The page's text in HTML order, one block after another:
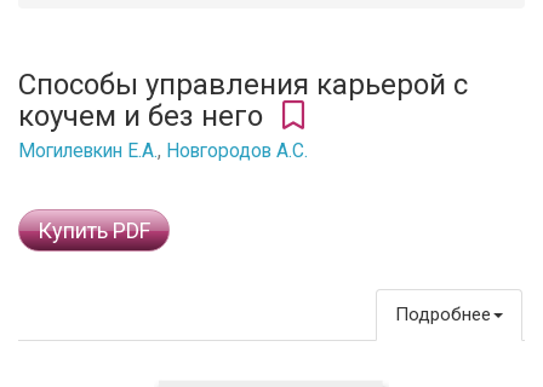
Способы управления карьерой с
коучем и без него
Могилевкин Е.А., Новгородов А.С.
Купить PDF
Подробнее